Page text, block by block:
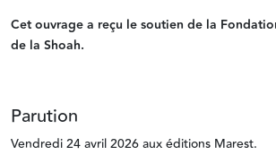
Cet ouvrage a reçu le soutien de la
de la Shoah.
Parution
Vendredi 24 avril 2026 aux éditions Marest.